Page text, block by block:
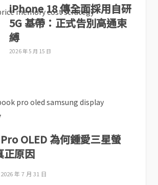
iPhone 18 傳全面採用自研
5G 基帶：正式告別高通束
縛
2026 年 5 月 15 日
OLED 為何鍾愛三星螢
正原因
2026 年 7 月 31 日